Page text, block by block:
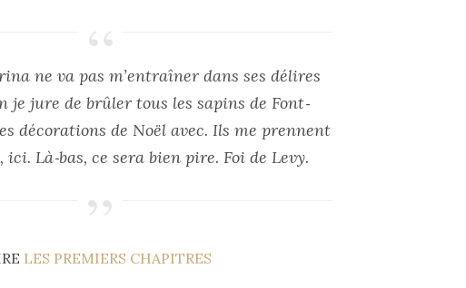
ne va pas m’entraîner dans ses délires
je jure de brûler tous les sapins de Font‐
décorations de Noël avec. Ils me prennent
Là‐bas, ce sera bien pire. Foi de Levy.
LES PREMIERS CHAPITRES